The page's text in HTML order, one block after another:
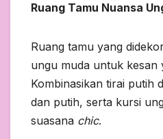
Ruang Tamu Nuansa
Ruang tamu yang
ungu muda untuk kesan
Kombinasikan tirai putih
dan putih, serta kursi
suasana chic.